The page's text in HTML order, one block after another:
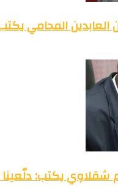
المحامي
شقلاوي يكتب: